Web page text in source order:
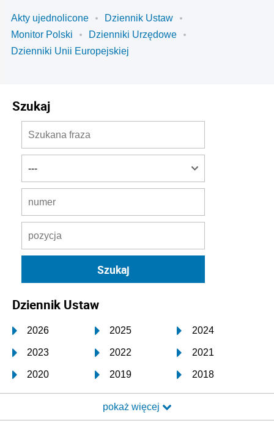
Akty ujednolicone
Dziennik Ustaw
Monitor Polski
Dzienniki Urzędowe
Dzienniki Unii Europejskiej
Szukaj
Dziennik Ustaw
2026 2025 2024
2023 2022 2021
2020 2019 2018
2017 2016 2015
2014 2013 2012
pokaż więcej